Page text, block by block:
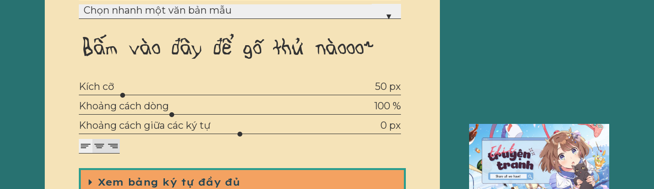
Chọn nhanh một văn bản mẫu
▾
Bấm vào đây để gõ thử nàooo~
Kích cỡ
50 px
Khoảng cách dòng
100 %
Khoảng cách giữa các ký tự
0 px
Xem bảng ký tự đầy đủ